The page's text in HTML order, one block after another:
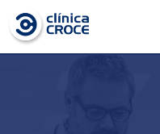
Skip
content